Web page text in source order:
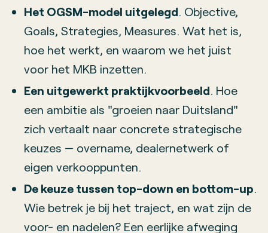
Het OGSM-model uitgelegd. Objective,
Goals, Strategies, Measures. Wat het is,
hoe het werkt, en waarom we het juist
voor het MKB inzetten.
Een uitgewerkt praktijkvoorbeeld. Hoe
een ambitie als "groeien naar Duitsland"
zich vertaalt naar concrete strategische
keuzes — overname, dealernetwerk of
eigen verkooppunten.
De keuze tussen top-down en bottom-up.
Wie betrek je bij het traject, en wat zijn de
voor- en nadelen? Een eerlijke afweging